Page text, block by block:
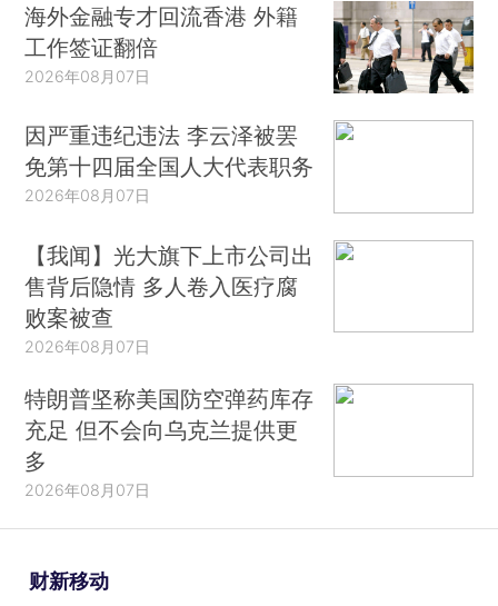
海外金融专才回流香港 外籍
工作签证翻倍
2026年08月07日
因严重违纪违法 李云泽被罢
免第十四届全国人大代表职务
2026年08月07日
【我闻】光大旗下上市公司出
售背后隐情 多人卷入医疗腐
败案被查
2026年08月07日
特朗普坚称美国防空弹药库存
充足 但不会向乌克兰提供更
多
2026年08月07日
财新移动